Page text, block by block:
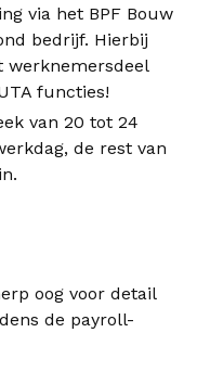
vragen
loonbeslagen en
collega op de
dat zorgt dat
werkgever
via het BPF Bouw
bedrijf. Hierbij
werknemersdeel
functies!
van 20 tot 24
de rest van
oog voor detail
de payroll-